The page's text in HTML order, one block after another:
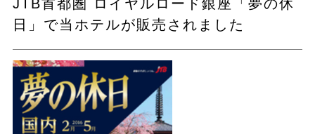
JTB首都圏 ロイヤルロード銀座「夢の休
日」で当ホテルが販売されました